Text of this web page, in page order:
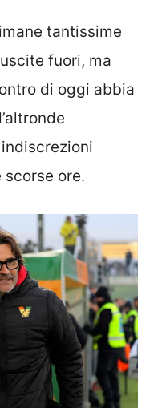
tantissime
fuori, ma
di oggi abbia
ore.